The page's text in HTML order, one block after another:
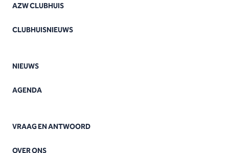
AZW CLUBHUIS
CLUBHUISNIEUWS
NIEUWS
AGENDA
VRAAG EN ANTWOORD
OVER ONS